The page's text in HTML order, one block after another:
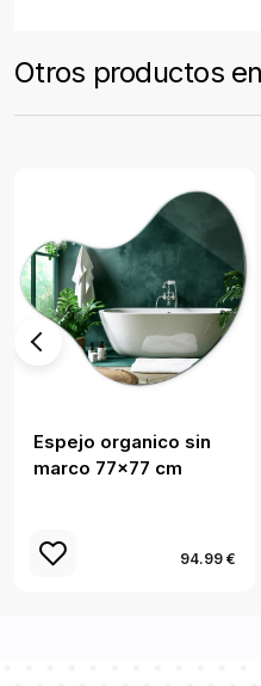
Otros productos
Espejo organico sin
marco 77x77 cm
94.99 €